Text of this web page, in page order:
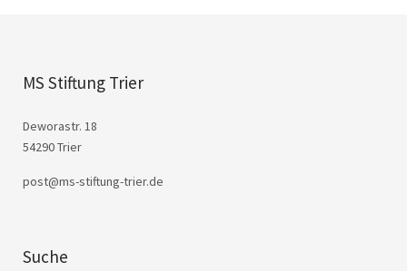
MS Stiftung Trier
Deworastr. 18
54290 Trier
post@ms-stiftung-trier.de
Suche